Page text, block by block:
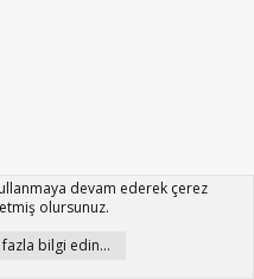
devam ederek çerez
etmiş olursunuz.
fazla bilgi edin…